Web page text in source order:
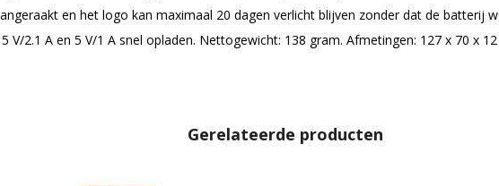
en het logo kan maximaal 20 dagen verlicht blijven zonder dat de batterij
V/2.1 A en 5 V/1 A snel opladen. Nettogewicht: 138 gram. Afmetingen: 127 x 70 x
Gerelateerde producten